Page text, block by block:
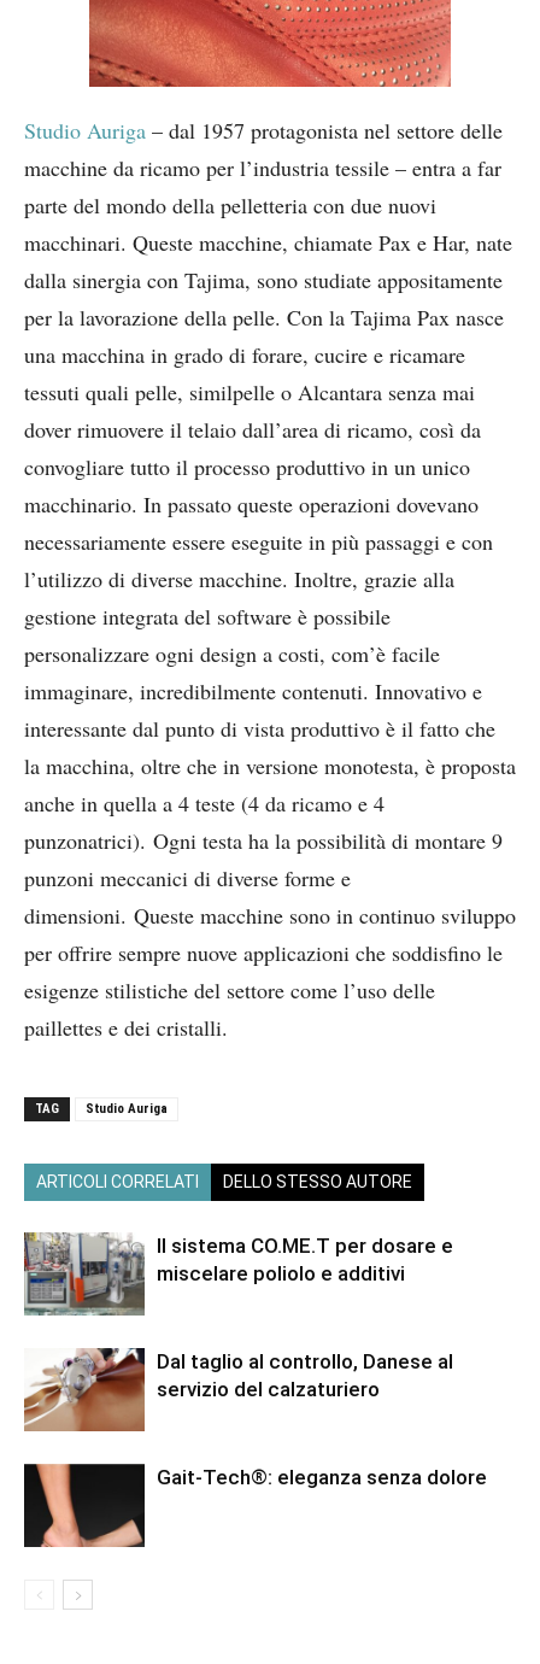
Studio Auriga – dal 1957 protagonista nel settore delle
macchine da ricamo per l’industria tessile – entra a far
parte del mondo della pelletteria con due nuovi
macchinari. Queste macchine, chiamate Pax e Har, nate
dalla sinergia con Tajima, sono studiate appositamente
per la lavorazione della pelle. Con la Tajima Pax nasce
una macchina in grado di forare, cucire e ricamare
tessuti quali pelle, similpelle o Alcantara senza mai
dover rimuovere il telaio dall’area di ricamo, così da
convogliare tutto il processo produttivo in un unico
macchinario. In passato queste operazioni dovevano
necessariamente essere eseguite in più passaggi e con
l’utilizzo di diverse macchine. Inoltre, grazie alla
gestione integrata del software è possibile
personalizzare ogni design a costi, com’è facile
immaginare, incredibilmente contenuti. Innovativo e
interessante dal punto di vista produttivo è il fatto che
la macchina, oltre che in versione monotesta, è proposta
anche in quella a 4 teste (4 da ricamo e 4
punzonatrici). Ogni testa ha la possibilità di montare 9
punzoni meccanici di diverse forme e
dimensioni. Queste macchine sono in continuo sviluppo
per offrire sempre nuove applicazioni che soddisfino le
esigenze stilistiche del settore come l’uso delle
paillettes e dei cristalli.
TAG Studio Auriga
ARTICOLI CORRELATI DELLO STESSO AUTORE
Il sistema CO.ME.T per dosare e
miscelare poliolo e additivi
Dal taglio al controllo, Danese al
servizio del calzaturiero
Gait-Tech®: eleganza senza dolore